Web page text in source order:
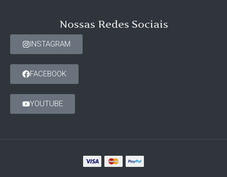
Nossas Redes Sociais
INSTAGRAM
FACEBOOK
YOUTUBE